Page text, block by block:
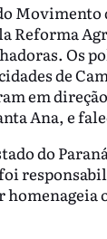
Reforma
Os
de
em
Ana, e
do